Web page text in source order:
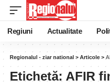
Regiuni Actualitate
Regionalul - ziar national > Articole >
Etichetă: AFIR